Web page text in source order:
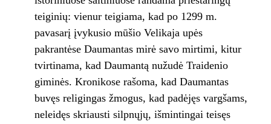
teiginių: vienur teigiama, kad po 1299 m.
pavasarį įvykusio mūšio Velikaja upės
pakrantėse Daumantas mirė savo mirtimi, kitur
tvirtinama, kad Daumantą nužudė Traidenio
giminės. Kronikose rašoma, kad Daumantas
buvęs religingas žmogus, kad padėjęs vargšams,
neleidęs skriausti silpnųjų, išmintingai teisęs